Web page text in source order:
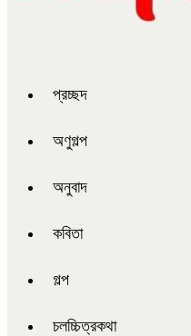
প্রচ্ছদ
অণুগল্প
অনুবাদ
কবিতা
গল্প
চলচ্চিত্রকথা